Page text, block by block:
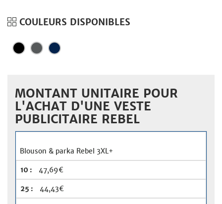
COULEURS DISPONIBLES
MONTANT UNITAIRE POUR
L'ACHAT D'UNE VESTE
PUBLICITAIRE REBEL
Blouson & parka Rebel 3XL+
47,69€
44,43€